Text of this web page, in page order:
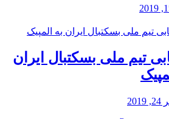
تیم ملی بسکتبال ایران